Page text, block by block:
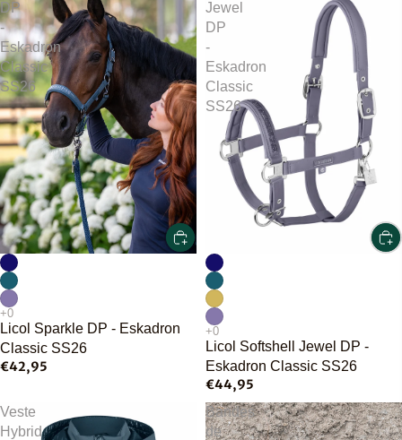
DP
-
Eskadron
Classic
SS26
Licol Sparkle DP - Eskadron
Classic SS26
€42,95
Jewel
DP
-
Eskadron
Classic
SS26
Licol Softshell Jewel DP -
Eskadron Classic SS26
€44,95
Veste
Hybrid
Bandes
de